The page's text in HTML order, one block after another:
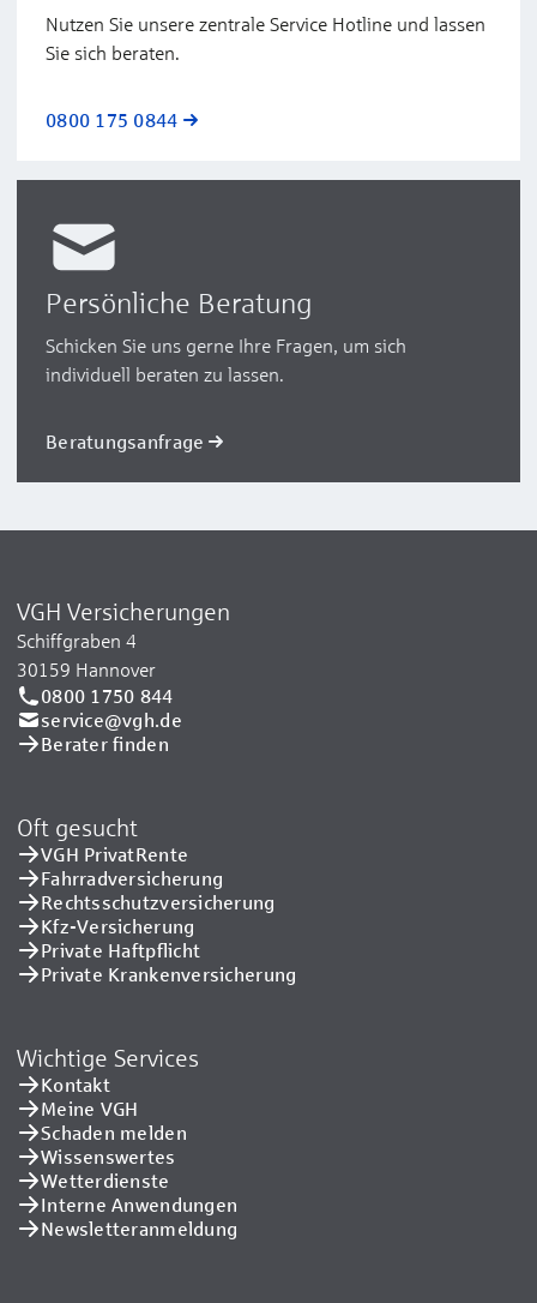
Nutzen Sie unsere zentrale Service Hotline und lassen
Sie sich beraten.
0800 175 0844
Persönliche Beratung
Schicken Sie uns gerne Ihre Fragen, um sich
individuell beraten zu lassen.
Beratungsanfrage
VGH Versicherungen
Schiffgraben 4
30159 Hannover
0800 1750 844
service@vgh.de
Berater finden
Oft gesucht
VGH PrivatRente
Fahrradversicherung
Rechtsschutzversicherung
Kfz-Versicherung
Private Haftpflicht
Private Kranken­versicherung
Wichtige Services
Kontakt
Meine VGH
Schaden melden
Wissenswertes
Wetterdienste
Interne Anwendungen
Newsletteranmeldung